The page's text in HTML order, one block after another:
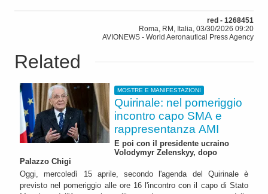
red - 1268451
Roma, RM, Italia, 03/30/2026 09:20
AVIONEWS - World Aeronautical Press Agency
Related
MOSTRE E MANIFESTAZIONI
Quirinale: nel pomeriggio
incontro capo SMA e
rappresentanza AMI
E poi con il presidente ucraino
Volodymyr Zelenskyy, dopo
Palazzo Chigi
Oggi, mercoledì 15 aprile, secondo l'agenda del Quirinale è
previsto nel pomeriggio alle ore 16 l'incontro con il capo di Stato